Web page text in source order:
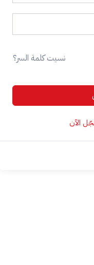
نسيت كلمة السر؟
الآن